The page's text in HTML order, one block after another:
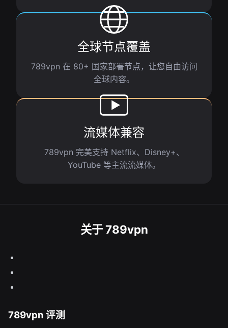
全球节点覆盖
789vpn 在 80+ 国家部署节点，让您自由访问
全球内容。
流媒体兼容
789vpn 完美支持 Netflix、Disney+、
YouTube 等主流流媒体。
关于 789vpn
789vpn 评测